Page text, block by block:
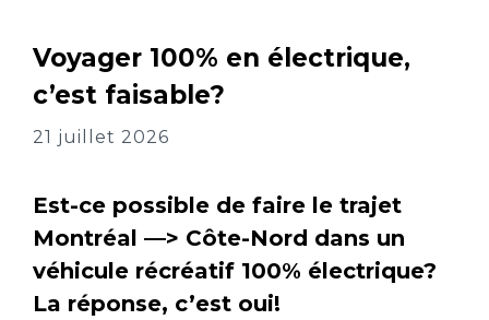
Voyager 100% en électrique,
c’est faisable?
21 juillet 2026
Est-ce possible de faire le trajet
Montréal —> Côte-Nord dans un
véhicule récréatif 100% électrique?
La réponse, c’est oui!